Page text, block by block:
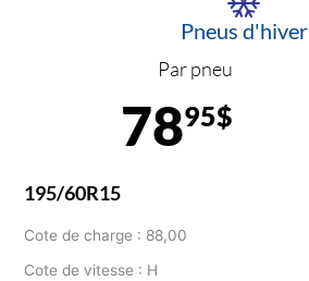
Pneus d'hiver
Par pneu
7895$
195/60R15
Cote de charge : 88,00
Cote de vitesse : H